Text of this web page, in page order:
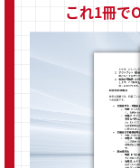
これ1冊で